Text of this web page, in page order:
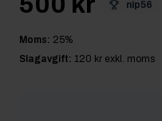
nip56
Moms: 25%
Slagavgift: 120 kr exkl. moms